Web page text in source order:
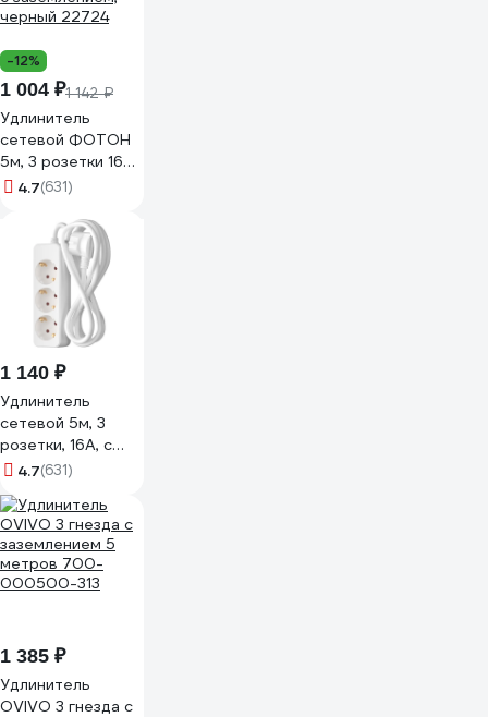
-12%
1 004 ₽1 142 ₽
Удлинитель
сетевой ФОТОН
5м, 3 розетки 16А
с заземлением,
4.7(631)
1 140 ₽
Удлинитель
сетевой 5м, 3
розетки, 16А, с
заземлением,
11851
4.7(631)
1 385 ₽
Удлинитель
OVIVO 3 гнезда с